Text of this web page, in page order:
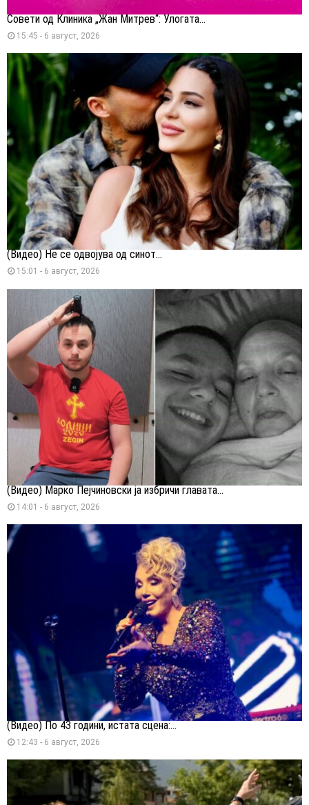
Совети од Клиника „Жан Митрев“: Улогата...
15:45 - 6 август, 2026
(Видео) Не се одвојува од синот...
15:01 - 6 август, 2026
(Видео) Марко Пејчиновски ја избричи главата...
14:01 - 6 август, 2026
(Видео) По 43 години, истата сцена:...
12:43 - 6 август, 2026